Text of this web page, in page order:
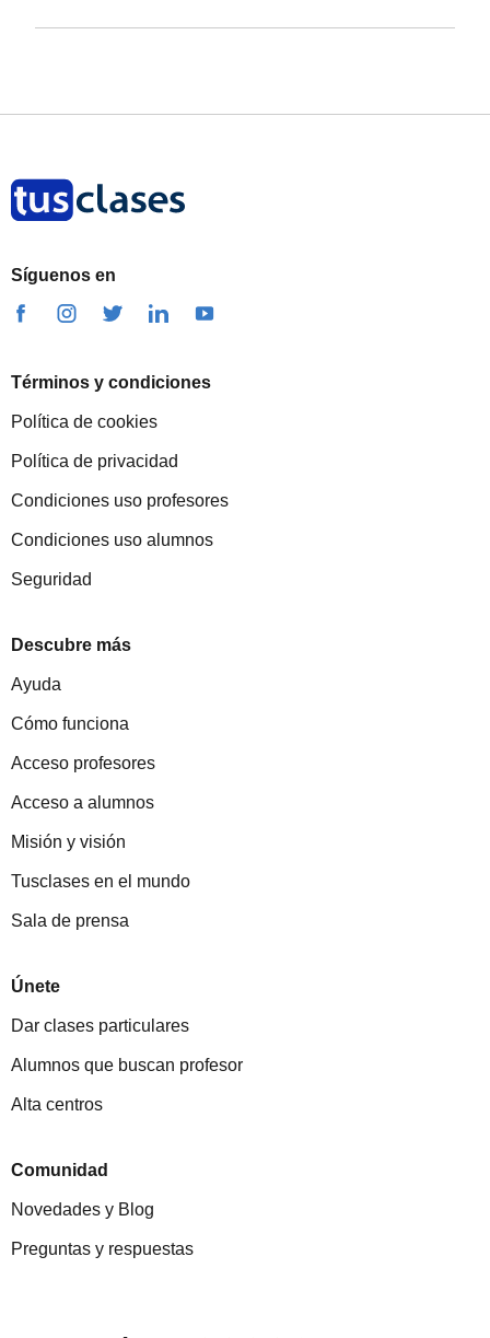
Síguenos en
Términos y condiciones
Política de cookies
Política de privacidad
Condiciones uso profesores
Condiciones uso alumnos
Seguridad
Descubre más
Ayuda
Cómo funciona
Acceso profesores
Acceso a alumnos
Misión y visión
Tusclases en el mundo
Sala de prensa
Únete
Dar clases particulares
Alumnos que buscan profesor
Alta centros
Comunidad
Novedades y Blog
Preguntas y respuestas